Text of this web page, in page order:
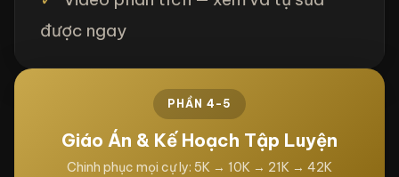
được ngay
PHẦN 4-5
Giáo Án & Kế Hoạch Tập Luyện
Chinh phục mọi cự ly: 5K → 10K → 21K → 42K